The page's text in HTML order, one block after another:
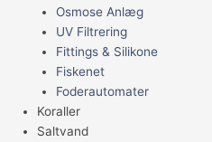
Osmose Anlæg
UV Filtrering
Fittings & Silikone
Fiskenet
Foderautomater
Koraller
Saltvand